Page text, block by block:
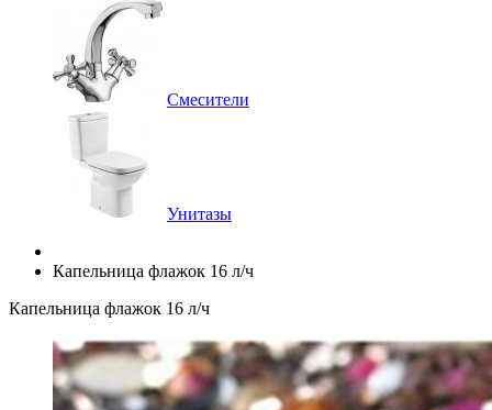
Смесители
Унитазы
Капельница флажок 16 л/ч
Капельница флажок 16 л/ч